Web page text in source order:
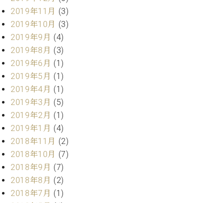
W.
ホ
フ
マ
ン
プ
ロ
フ
ェ
ッ
シ
ョ
ナ
ル
W.
内
(PDF)
問
い
合
わ
せ
本
：
八
王
子
・
技
2019年11月 (3)
2019年10月 (3)
2019年9月 (4)
2019年8月 (3)
2019年6月 (1)
2019年5月 (1)
2019年4月 (1)
2019年3月 (5)
2019年2月 (1)
2019年1月 (4)
2018年11月 (2)
2018年10月 (7)
2018年9月 (7)
2018年8月 (2)
2018年7月 (1)